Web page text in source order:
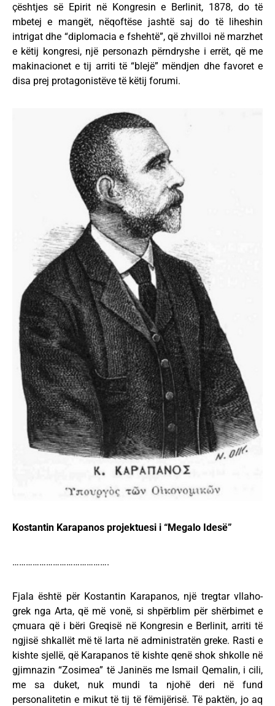
çështjes së Epirit në Kongresin e Berlinit, 1878, do të
mbetej e mangët, nëqoftëse jashtë saj do të liheshin
intrigat dhe “diplomacia e fshehtë”, që zhvilloi në marzhet
e këtij kongresi, një personazh përndryshe i errët, që me
makinacionet e tij arriti të “blejë” mëndjen dhe favoret e
disa prej protagonistëve të këtij forumi.
Kostantin Karapanos projektuesi i “Megalo Idesë”
…………………………………….
Fjala është për Kostantin Karapanos, një tregtar vllaho-
grek nga Arta, që më vonë, si shpërblim për shërbimet e
çmuara që i bëri Greqisë në Kongresin e Berlinit, arriti të
ngjisë shkallët më të larta në administratën greke. Rasti e
kishte sjellë, që Karapanos të kishte qenë shok shkolle në
gjimnazin “Zosimea” të Janinës me Ismail Qemalin, i cili,
me sa duket, nuk mundi ta njohë deri në fund
personalitetin e mikut të tij të fëmijërisë. Të paktën, jo aq